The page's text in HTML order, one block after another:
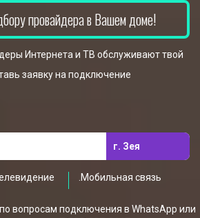
провайдера в Вашем доме!
Интернета и ТВ обслуживают твой
заявку на подключение
г. Зея
.Мобильная связь
вопросам подключения в WhatsApp или